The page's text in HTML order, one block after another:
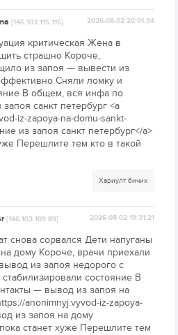
[146.103.115.115] 2026-08-02 20:01:34
критическая Жена в
страшно Короче,
из запоя — вывести из
Сняли ломку и
В общем, вся инфа по
санкт петербург <a
iz-zapoya-na-domu-sankt-
из запоя санкт петербург</a>
Перешлите тем кто в такой
Хариулт бичих
[146.103.109.89] 2026-08-02 19:31:21
снова сорвался Дети напуганы
дому Короче, врачи приехали
из запоя недорого с
состояние В
— вывод из запоя на
anonimnyj.vyvod-iz-zapoya-
из запоя на дому
станет хуже Перешлите тем